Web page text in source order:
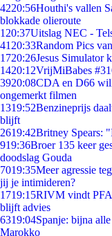
4220:56Houthi's vallen
blokkade olieroute
1 20:37Uitslag NEC -
41 20:33Random Pics
1720:26Jesus Simulator
1420:12VrijMiBabes
3920:08CDA en D66
ongemerkt filmen
1319:52Benzineprijs
blijft
2619:42Britney Spears:
919:36Broer 135 keer
doodslag Gouda
7019:35Meer agressie
jij je intimideren?
1719:15RIVM vindt
blijft advies
6319:04Spanje: bijna
Marokko